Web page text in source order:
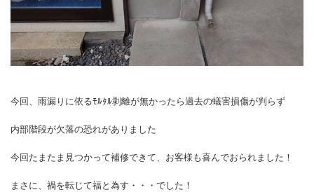
今回、雨漏りに依るﾓﾙﾀﾙ剥離が無かったら過去の蟻害損傷が判らず
内部階段が欠落の恐れがありました
今回たまたま見つかって補修できて、お客様も喜んでおられました！
まさに、禍を転じて福と為す・・・でした！